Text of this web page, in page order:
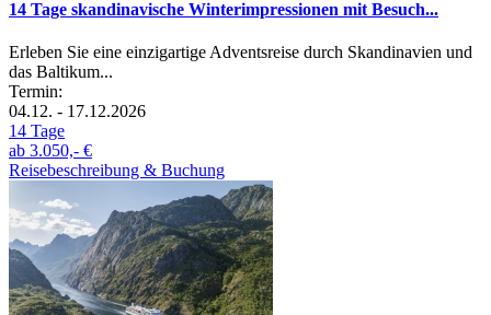
14 Tage skandinavische Winterimpressionen mit Besuch...
Erleben Sie eine einzigartige Adventsreise durch Skandinavien und
das Baltikum...
Termin:
04.12. - 17.12.2026
14 Tage
ab 3.050,- €
Reisebeschreibung & Buchung